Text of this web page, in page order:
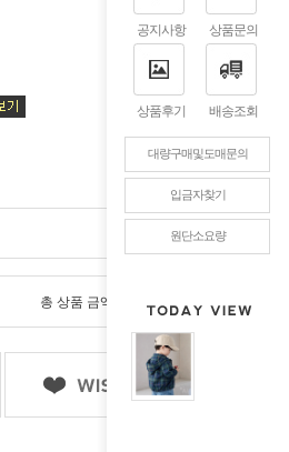
공지사항 상품문의
상품후기 배송조회
대량구매및도매문의
입금자찾기
원단소요량
총 상품 금액